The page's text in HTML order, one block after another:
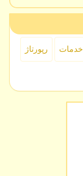
خدمات رپورتاژ